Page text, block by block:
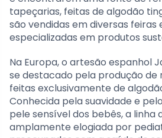
tapeçarias, feitas de algodão
são vendidas em diversas feiras
especializadas em produtos
Na Europa, o artesão espanhol
se destacado pela produção de
feitas exclusivamente de
Conhecida pela suavidade e
pele sensível dos bebês, a linha
amplamente elogiada por